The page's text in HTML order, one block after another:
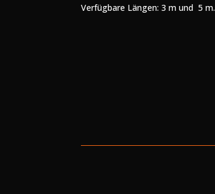
Verfügbare Längen: 3 m und 5 m.